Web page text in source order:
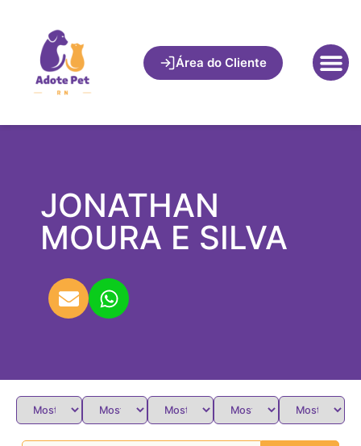
Área do Cliente
JONATHAN
MOURA E SILVA